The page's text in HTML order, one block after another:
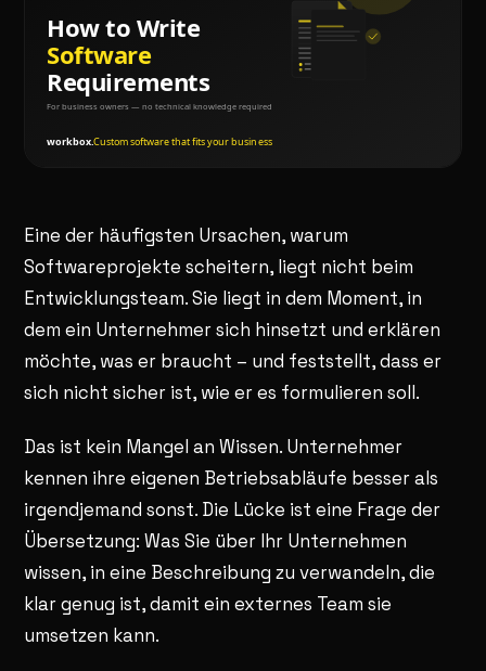
Eine der häufigsten Ursachen, warum
Softwareprojekte scheitern, liegt nicht beim
Entwicklungsteam. Sie liegt in dem Moment, in
dem ein Unternehmer sich hinsetzt und erklären
möchte, was er braucht – und feststellt, dass er
sich nicht sicher ist, wie er es formulieren soll.
Das ist kein Mangel an Wissen. Unternehmer
kennen ihre eigenen Betriebsabläufe besser als
irgendjemand sonst. Die Lücke ist eine Frage der
Übersetzung: Was Sie über Ihr Unternehmen
wissen, in eine Beschreibung zu verwandeln, die
klar genug ist, damit ein externes Team sie
umsetzen kann.